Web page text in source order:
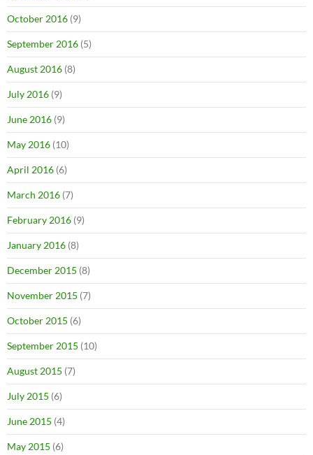
October 2016 (9)
September 2016 (5)
August 2016 (8)
July 2016 (9)
June 2016 (9)
May 2016 (10)
April 2016 (6)
March 2016 (7)
February 2016 (9)
January 2016 (8)
December 2015 (8)
November 2015 (7)
October 2015 (6)
September 2015 (10)
August 2015 (7)
July 2015 (6)
June 2015 (4)
May 2015 (6)